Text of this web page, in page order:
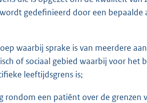
gedefinieerd door een
waarbij sprake is van meerdere
of sociaal gebied waarbij voor
leeftijdsgrens is;
rondom een patiënt over de grenzen